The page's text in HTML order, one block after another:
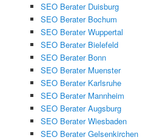
SEO Berater Duisburg
SEO Berater Bochum
SEO Berater Wuppertal
SEO Berater Bielefeld
SEO Berater Bonn
SEO Berater Muenster
SEO Berater Karlsruhe
SEO Berater Mannheim
SEO Berater Augsburg
SEO Berater Wiesbaden
SEO Berater Gelsenkirchen